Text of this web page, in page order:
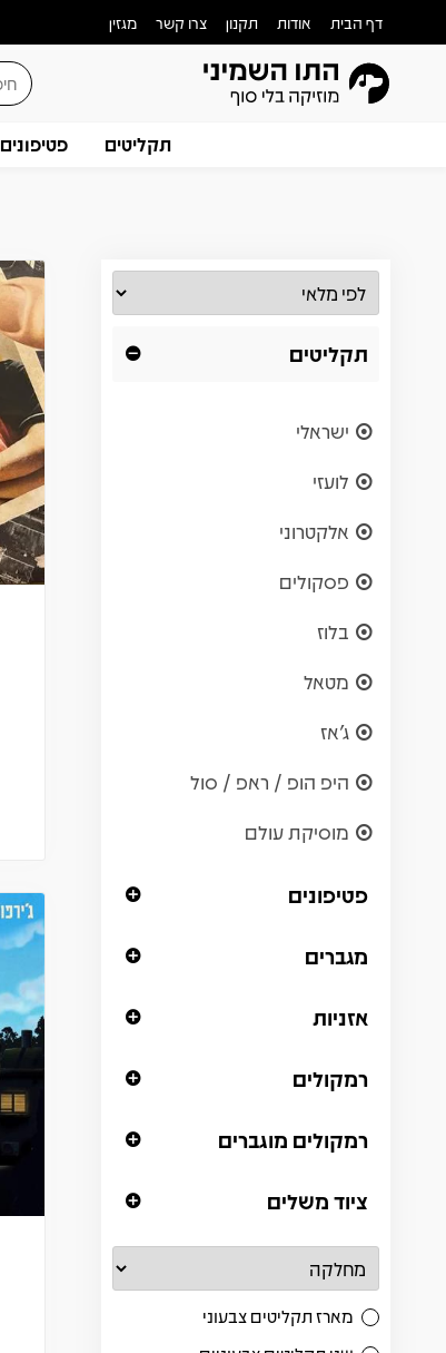
דף הבית אודות תקנון צרו קשר מגזין
תקליטים פטיפונים
תקליטים
ישראלי
לועזי
אלקטרוני
פסקולים
בלוז
מטאל
ג'אז
היפ הופ / ראפ / סול
מוסיקת עולם
פטיפונים
מגברים
אזניות
רמקולים
רמקולים מוגברים
ציוד משלים
מארז תקליטים צבעוני